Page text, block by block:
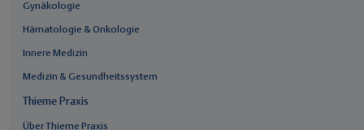
Gynäkologie
Hämatologie & Onkologie
Innere Medizin
Medizin & Gesundheitssystem
Thieme Praxis
Über Thieme Praxis